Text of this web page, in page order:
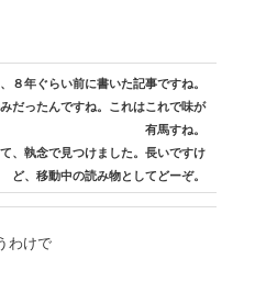
８年ぐらい前に書いた記事ですね。
だったんですね。これはこれで味が
有馬すね。
、執念で見つけました。長いですけ
ど、移動中の読み物としてどーぞ。
わけで